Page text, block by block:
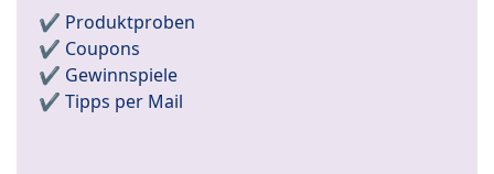
✔️ Produktproben
✔️ Coupons
✔️ Gewinnspiele
✔️ Tipps per Mail